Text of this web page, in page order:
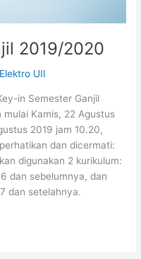
2019/2020
Elektro UII
in Semester Ganjil
Kamis, 22 Agustus
2019 jam 10.20,
dan dicermati:
digunakan 2 kurikulum:
dan sebelumnya, dan
dan setelahnya.